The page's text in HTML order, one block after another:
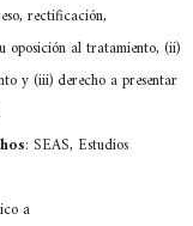
rectificación,
oposición al tratamiento, (ii)
y (iii) derecho a presentar
: SEAS, Estudios
a